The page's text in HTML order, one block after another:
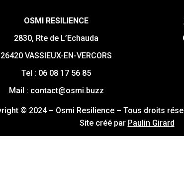
OSMI RESILIENCE
2830, Rte de L’Echauda
26420 VASSIEUX-EN-VERCORS
Tel : 06 08 17 56 85
Mail : contact@osmi.buzz
© 2024 – Osmi Resilience – Tous droits
Site créé par Paulin Girard